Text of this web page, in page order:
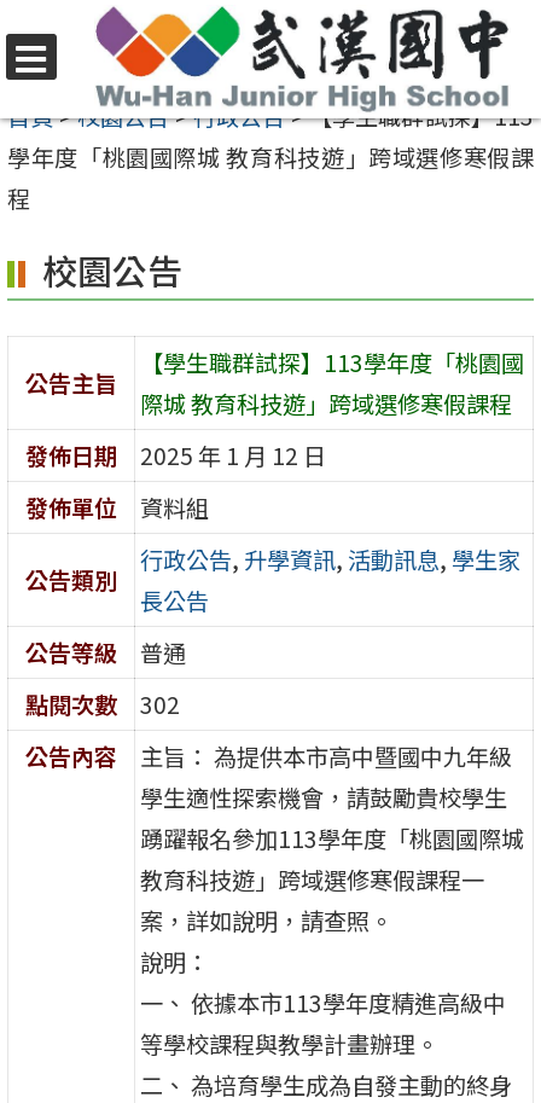
至
要
內
區
選
單
首頁>校園公告>行政公告>【學生職群試探】113
學年度「桃園國際城 教育科技遊」跨域選修寒假課
程
校園公告
公告主旨
【學生職群試探】113學年度「桃園國
際城 教育科技遊」跨域選修寒假課程
發佈日期
2025 年 1 月 12 日
發佈單位
資料組
公告類別
行政公告, 升學資訊, 活動訊息, 學生家
長公告
公告等級
普通
點閱次數
302
公告內容
主旨： 為提供本市高中暨國中九年級
學生適性探索機會，請鼓勵貴校學生
踴躍報名參加113學年度「桃園國際城
教育科技遊」跨域選修寒假課程一
案，詳如說明，請查照。
說明：
一、 依據本市113學年度精進高級中
等學校課程與教學計畫辦理。
二、 為培育學生成為自發主動的終身